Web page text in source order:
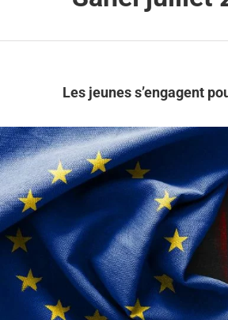
Les jeunes s’engagent